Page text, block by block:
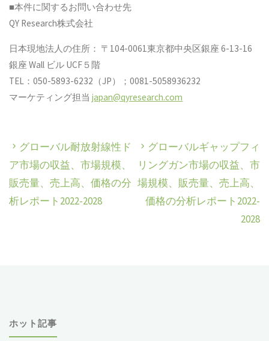
■本件に関するお問い合わせ先
QY Research株式会社
日本現地法人の住所： 〒104-0061東京都中央区銀座 6-13-16
銀座 Wall ビル UCF５階
TEL：050-5893-6232（JP）；0081-5058936232
マーケティング担当japan@qyresearch.com
グローバル耐放射線性ド
ア市場の収益、市場規模、
販売量、売上高、価格の分
析レポート2022-2028
グローバルギャップフィ
リングガン市場の収益、市
場規模、販売量、売上高、
価格の分析レポート2022-
2028
ホット記事